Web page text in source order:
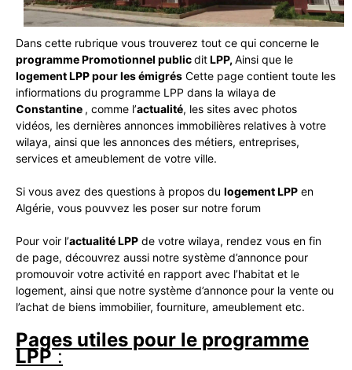
Dans cette rubrique vous trouverez tout ce qui concerne le
programme Promotionnel publicditLPP, Ainsi que le
logement LPP pour les émigrés Cette page contient toute les
infiormations du programme LPP dans la wilaya de
Constantine , comme l’actualité, les sites avec photos
vidéos, les dernières annonces immobilières relatives à votre
wilaya, ainsi que les annonces des métiers, entreprises,
services et ameublement de votre ville.
Si vous avez des questions à propos du logement LPP en
Algérie, vous pouvvez les poser sur notre forum
Pour voir l’actualité LPP de votre wilaya, rendez vous en fin
de page, découvrez aussi notre système d’annonce pour
promouvoir votre activité en rapport avec l’habitat et le
logement, ainsi que notre système d’annonce pour la vente ou
l’achat de biens immobilier, fourniture, ameublement etc.
Pages utiles pour le programme
LPP: